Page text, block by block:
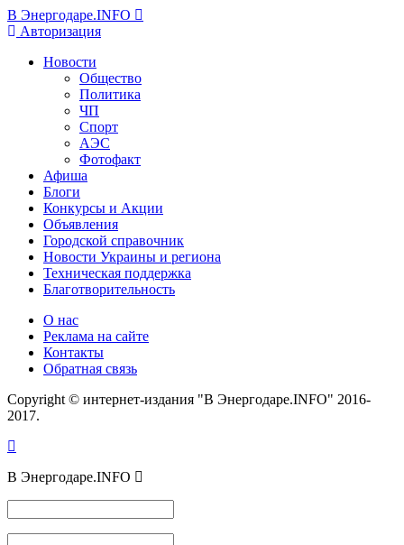
В Энергодаре.INFO
Авторизация
Новости
Общество
Политика
ЧП
Спорт
АЭС
Фотофакт
Афиша
Блоги
Конкурсы и Акции
Объявления
Городской справочник
Новости Украины и региона
Техническая поддержка
Благотворительность
О нас
Реклама на сайте
Контакты
Обратная связь
Copyright © интернет-издания "В Энергодаре.INFO" 2016-
2017.
В Энергодаре.INFO